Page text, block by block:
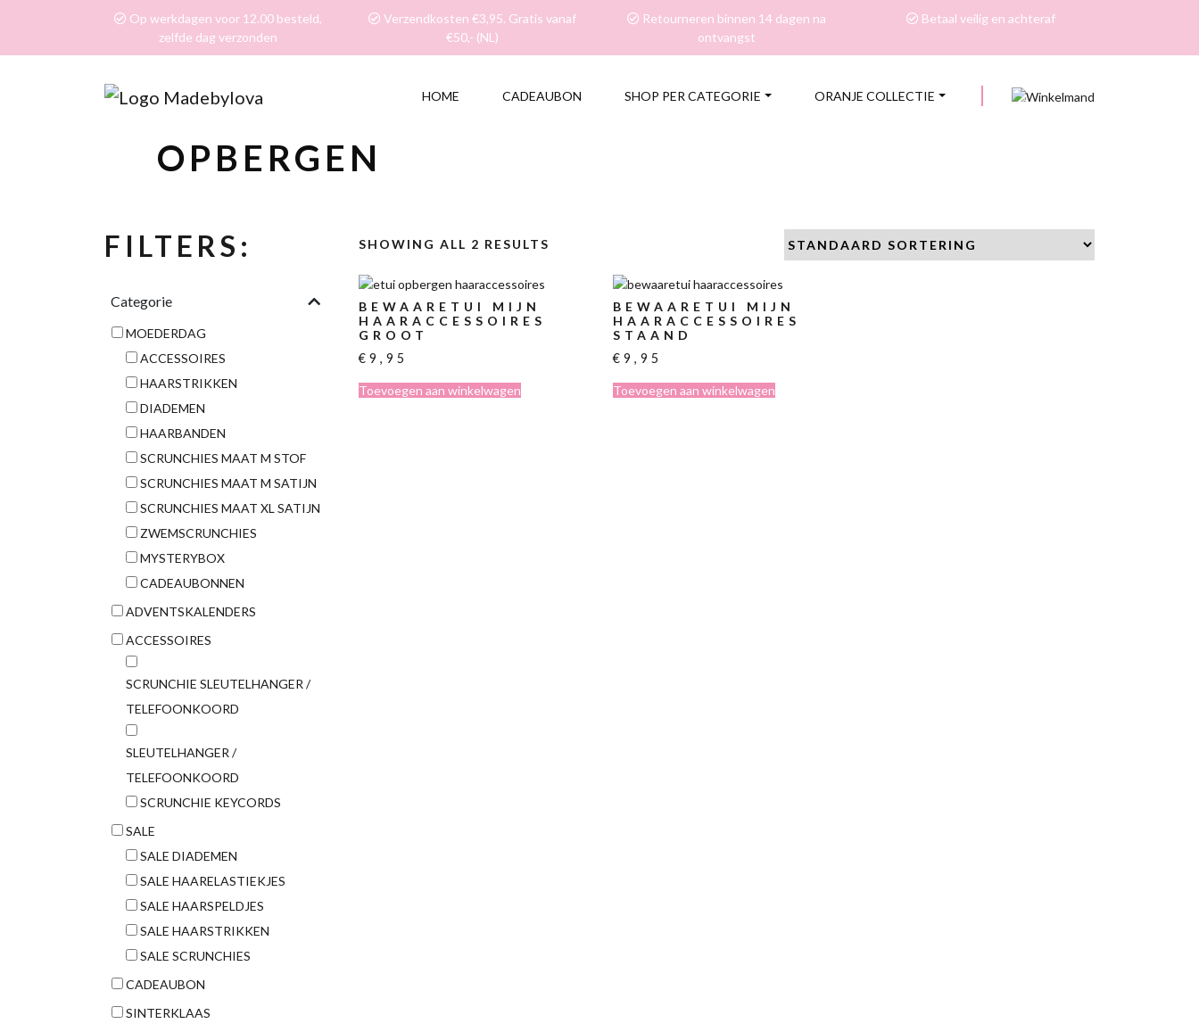
Op werkdagen voor 12.00 besteld,
zelfde dag verzonden
Verzendkosten €3,95. Gratis vanaf
€50,- (NL)
Retourneren binnen 14 dagen na
ontvangst
Betaal veilig en achteraf
0
HOME CADEAUBON SHOP PER CATEGORIE ORANJE COLLECTIE
OPBERGEN
FILTERS:
Categorie
MOEDERDAG
ACCESSOIRES
HAARSTRIKKEN
DIADEMEN
HAARBANDEN
SCRUNCHIES MAAT M STOF
SCRUNCHIES MAAT M SATIJN
SCRUNCHIES MAAT XL SATIJN
ZWEMSCRUNCHIES
MYSTERYBOX
CADEAUBONNEN
ADVENTSKALENDERS
ACCESSOIRES
SCRUNCHIE SLEUTELHANGER /
TELEFOONKOORD
SLEUTELHANGER /
TELEFOONKOORD
SCRUNCHIE KEYCORDS
SALE
SALE DIADEMEN
SALE HAARELASTIEKJES
SALE HAARSPELDJES
SALE HAARSTRIKKEN
SALE SCRUNCHIES
CADEAUBON
SINTERKLAAS
SHOWING ALL 2 RESULTS
BEWAARETUI MIJN
HAARACCESSOIRES
GROOT
€ 9,95
Toevoegen aan winkelwagen
BEWAARETUI MIJN
HAARACCESSOIRES
STAAND
€ 9,95
Toevoegen aan winkelwagen